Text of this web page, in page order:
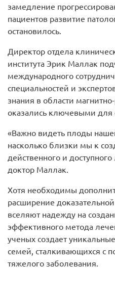
замедление
пациентов развитие
остановилось.
Директор отдела
института Эрик Маллак
международного
специальностей и
знания в области
оказались ключевыми для
«Важно видеть плоды
насколько близки мы к
действенного и
доктор Маллак.
Хотя необходимы
расширение
вселяют надежду на
эффективного метода
ученых создает
семей, сталкивающихся с
тяжелого заболевания.